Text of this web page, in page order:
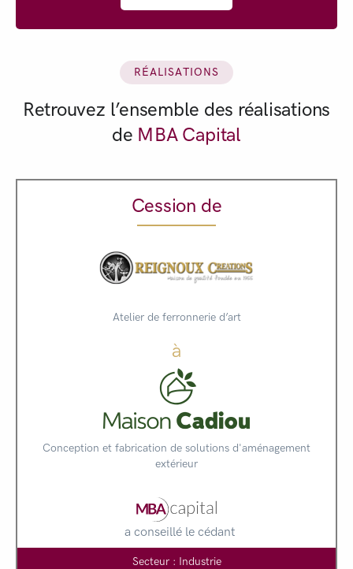
RÉALISATIONS
Retrouvez l’ensemble des réalisations
de MBA Capital
Cession de
Atelier de ferronnerie d’art
à
Conception et fabrication de solutions d'aménagement
extérieur
a conseillé le cédant
Secteur : Industrie